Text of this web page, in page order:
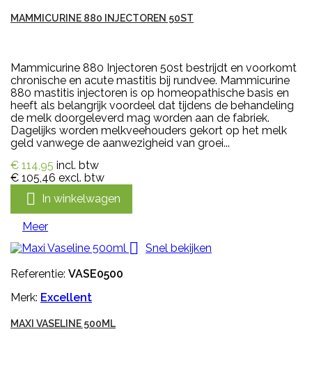
MAMMICURINE 880 INJECTOREN 50ST
Mammicurine 880 Injectoren 50st bestrijdt en voorkomt
chronische en acute mastitis bij rundvee. Mammicurine
880 mastitis injectoren is op homeopathische basis en
heeft als belangrijk voordeel dat tijdens de behandeling
de melk doorgeleverd mag worden aan de fabriek.
Dagelijks worden melkveehouders gekort op het melk
geld vanwege de aanwezigheid van groei...
€ 114,95 incl. btw
€ 105,46 excl. btw
 In winkelwagen
Meer

Snel bekijken
Referentie: VASE0500
Merk: Excellent
MAXI VASELINE 500ML